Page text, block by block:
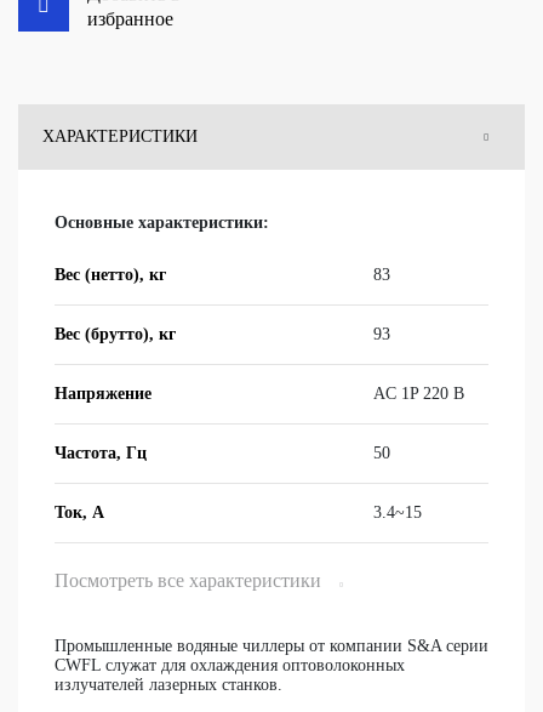
избранное
ХАРАКТЕРИСТИКИ
ОТЗЫВЫ
ВОПРОСЫ
Основные характеристики:
Вес (нетто), кг 83
Вес (брутто), кг 93
Напряжение AC 1P 220 В
Частота, Гц 50
Ток, A 3.4~15
Посмотреть все характеристики
Промышленные водяные чиллеры от компании S&A серии
CWFL служат для охлаждения оптоволоконных
излучателей лазерных станков.